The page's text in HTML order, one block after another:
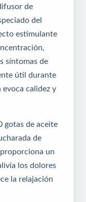
de
del
estimulante
síntomas de
útil durante
evoca calidez y
gotas de aceite
de
un
los dolores
la relajación